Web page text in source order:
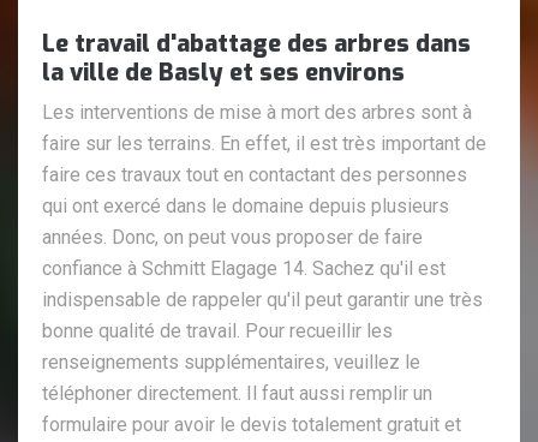
Le travail d'abattage des arbres dans
la ville de Basly et ses environs
Les interventions de mise à mort des arbres sont à
faire sur les terrains. En effet, il est très important de
faire ces travaux tout en contactant des personnes
qui ont exercé dans le domaine depuis plusieurs
années. Donc, on peut vous proposer de faire
confiance à Schmitt Elagage 14. Sachez qu'il est
indispensable de rappeler qu'il peut garantir une très
bonne qualité de travail. Pour recueillir les
renseignements supplémentaires, veuillez le
téléphoner directement. Il faut aussi remplir un
formulaire pour avoir le devis totalement gratuit et